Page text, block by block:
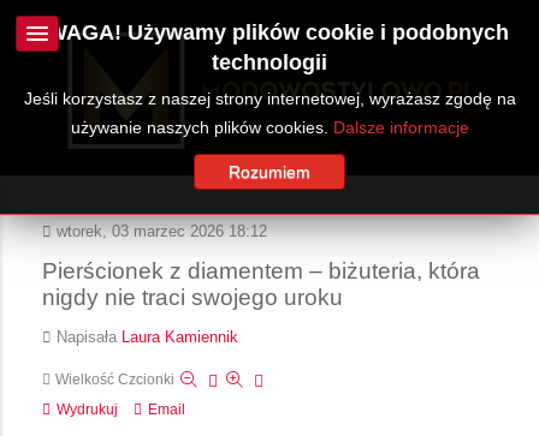
wtorek, 03 marzec 2026 18:12
Pierścionek z diamentem – biżuteria, która
nigdy nie traci swojego uroku
Napisała Laura Kamiennik
Wielkość Czcionki
Wydrukuj
Email
UWAGA! Używamy plików cookie i podobnych
technologii
Jeśli korzystasz z naszej strony internetowej, wyrażasz zgodę na
używanie naszych plików cookies. Dalsze informacje
Rozumiem